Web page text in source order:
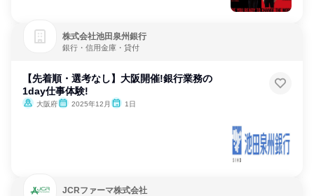
株式会社池田泉州銀行
銀行・信用金庫・貸付
【先着順・選考なし】大阪開催!銀行業務の
1day仕事体験!
大阪府 2025年12月 1日
JCRファーマ株式会社